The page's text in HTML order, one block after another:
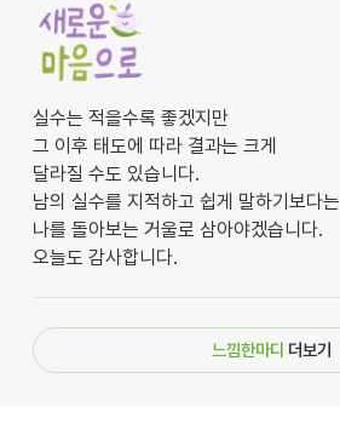
실수는 적을수록 좋겠지만
그 이후 태도에 따라 결과는 크게
달라질 수도 있습니다.
남의 실수를 지적하고 쉽게 말하기보다는
나를 돌아보는 거울로 삼아야겠습니다.
오늘도 감사합니다.
느낌한마디 더보기